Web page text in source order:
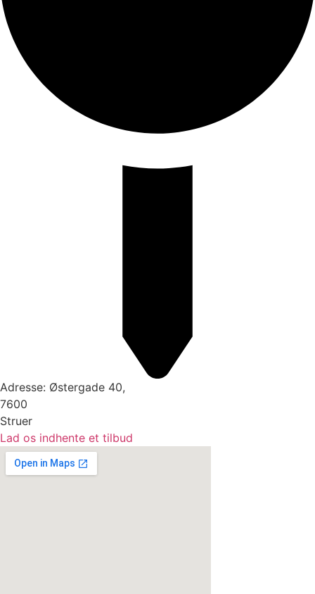
Adresse: Østergade 40,
7600
Struer
Lad os indhente et tilbud